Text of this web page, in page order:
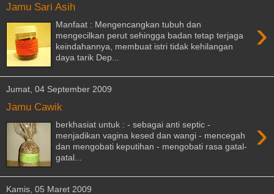
Jamu Sari Asih
›
Manfaat : Mengencangkan tubuh dan
mengecilkan perut sehingga badan tetap terjaga
keindahannya, membuat istri tidak kehilangan
daya tarik Dep...
Jumat, 04 September 2009
Jamu Cawik
›
berkhasiat untuk : - sebagai anti septic -
menjadikan vagina kesed dan wangi - mencegah
dan mengobati keputihan - mengobati rasa gatal-
gatal...
Kamis, 05 Maret 2009